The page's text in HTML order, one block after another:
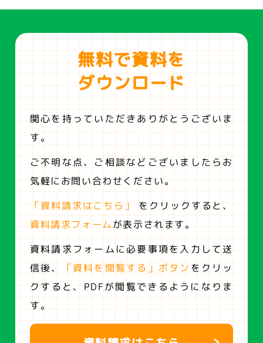
無料で資料を
ダウンロード
関心を持っていただきありがとうございま
す。
ご不明な点、ご相談などございましたらお
気軽にお問い合わせください。
「資料請求はこちら」
をクリックすると、
資料請求フォームが表示されます。
資料請求フォームに必要事項を入力して送
信後、
「資料を閲覧する」ボタン をクリッ
クすると、 PDFが閲覧できるようになりま
す。